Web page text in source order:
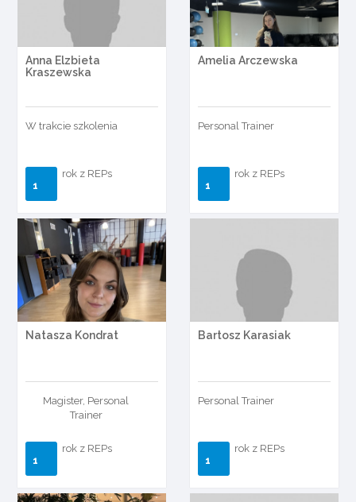
Anna Elzbieta
Kraszewska
W trakcie szkolenia
1
rok z REPs
Amelia Arczewska
Personal Trainer
1
rok z REPs
Natasza Kondrat
Magister, Personal
Trainer
1
rok z REPs
Bartosz Karasiak
Personal Trainer
1
rok z REPs